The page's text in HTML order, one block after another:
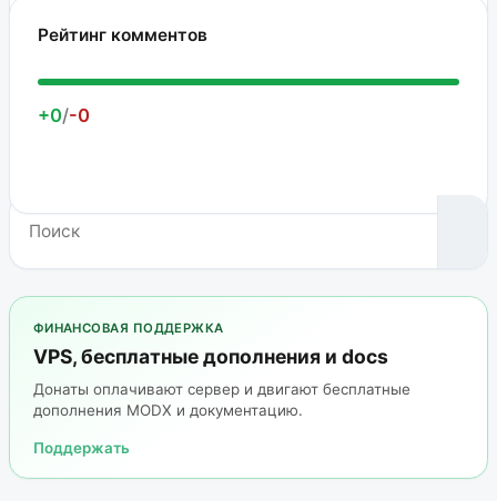
Рейтинг комментов
+0/-0
ФИНАНСОВАЯ ПОДДЕРЖКА
VPS, бесплатные дополнения и docs
Донаты оплачивают сервер и двигают бесплатные
дополнения MODX и документацию.
Поддержать